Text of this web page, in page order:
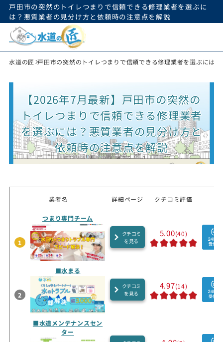
戸田市の突然のトイレつまりで信頼できる修理業者を選ぶに
は？悪質業者の見分け方と依頼時の注意点を解説
水道の匠 戸田市の突然のトイレつまりで信頼できる修理業者を選ぶには
【2026年7月最新】戸田市の突然の
トイレつまりで信頼できる修理業者
を選ぶには？悪質業者の見分け方と
依頼時の注意点を解説
業者名 詳細ページ クチコミ評価
1
つまり専門チーム
クチコミ
を見る
5.00(40)
2
■水まる
クチコミ
を見る
4.97(14)
■水道メンテナンスセン
ター